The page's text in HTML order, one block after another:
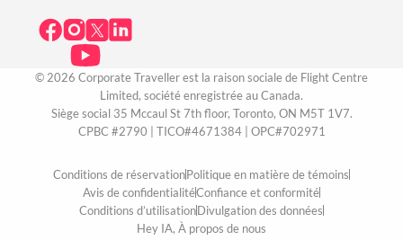
© 2026 Corporate Traveller est la raison sociale de Flight Centre
Limited, société enregistrée au Canada.
Siège social 35 Mccaul St 7th floor, Toronto, ON M5T 1V7.
CPBC #2790 | TICO#4671384 | OPC#702971
Conditions de réservationPolitique en matière de témoins
Avis de confidentialitéConfiance et conformité
Conditions d’utilisationDivulgation des données
Hey IA, À propos de nous